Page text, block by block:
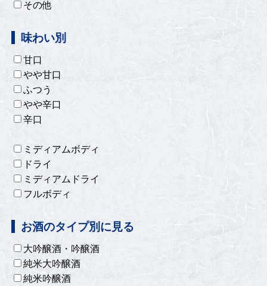
その他
味わい別
甘口
やや甘口
ふつう
やや辛口
辛口
ミディアムボディ
ドライ
ミディアムドライ
フルボディ
お酒のタイプ別に見る
大吟醸酒・吟醸酒
純米大吟醸酒
純米吟醸酒